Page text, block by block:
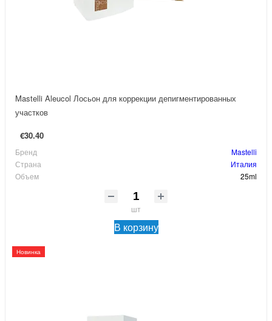
Mastelli Aleucol Лосьон для коррекции депигментированных
участков
€30.40
Бренд
Mastelli
Страна
Италия
Объем
25ml
шт
В корзину
Новинка